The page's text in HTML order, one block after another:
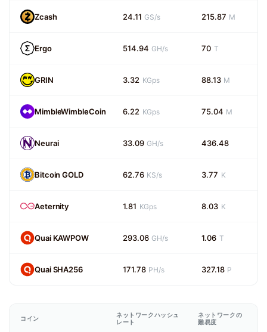
Zcash 24.11 GS/s 215.87 M
Ergo 514.94 GH/s 70 T
GRIN 3.32 KGps 88.13 M
MimbleWimbleCoin 6.22 KGps 75.04 M
Neurai 33.09 GH/s 436.48
Bitcoin GOLD 62.76 KS/s 3.77 K
Aeternity 1.81 KGps 8.03 K
Quai KAWPOW 293.06 GH/s 1.06 T
Quai SHA256 171.78 PH/s 327.18 P
コイン
ネットワークハッシュ
レート
ネットワークの
難易度